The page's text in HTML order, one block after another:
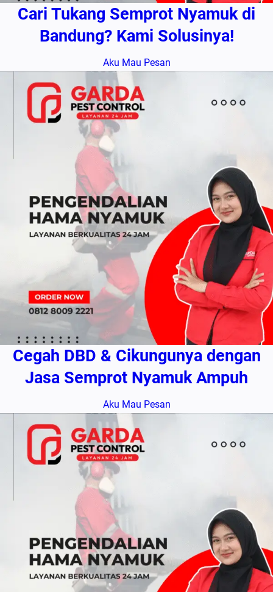
Cari Tukang Semprot Nyamuk di
Bandung? Kami Solusinya!
Aku Mau Pesan
Cegah DBD & Cikungunya dengan
Jasa Semprot Nyamuk Ampuh
Aku Mau Pesan